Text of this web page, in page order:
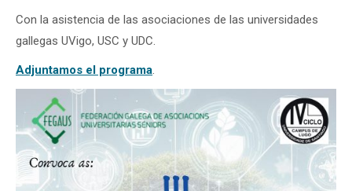
Con la asistencia de las asociaciones de las universidades
gallegas UVigo, USC y UDC.
Adjuntamos el programa.